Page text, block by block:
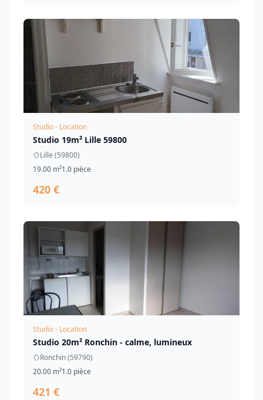
Studio - Location
Studio 19m² Lille 59800
Lille (59800)
19.00 m²1.0 pièce
420 €
Studio - Location
Studio 20m² Ronchin - calme, lumineux
Ronchin (59790)
20.00 m²1.0 pièce
421 €